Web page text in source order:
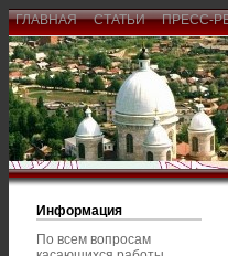
ГЛАВНАЯ СТАТЬИ ПРЕСС-
Информация
По всем вопросам